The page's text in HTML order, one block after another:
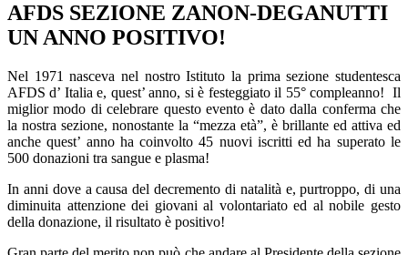
AFDS SEZIONE ZANON-DEGANUTTI
UN ANNO POSITIVO!
Nel 1971 nasceva nel nostro Istituto la prima sezione studentesca
AFDS d’ Italia e, quest’ anno, si è festeggiato il 55° compleanno! Il
miglior modo di celebrare questo evento è dato dalla conferma che
la nostra sezione, nonostante la “mezza età”, è brillante ed attiva ed
anche quest’ anno ha coinvolto 45 nuovi iscritti ed ha superato le
500 donazioni tra sangue e plasma!
In anni dove a causa del decremento di natalità e, purtroppo, di una
diminuita attenzione dei giovani al volontariato ed al nobile gesto
della donazione, il risultato è positivo!